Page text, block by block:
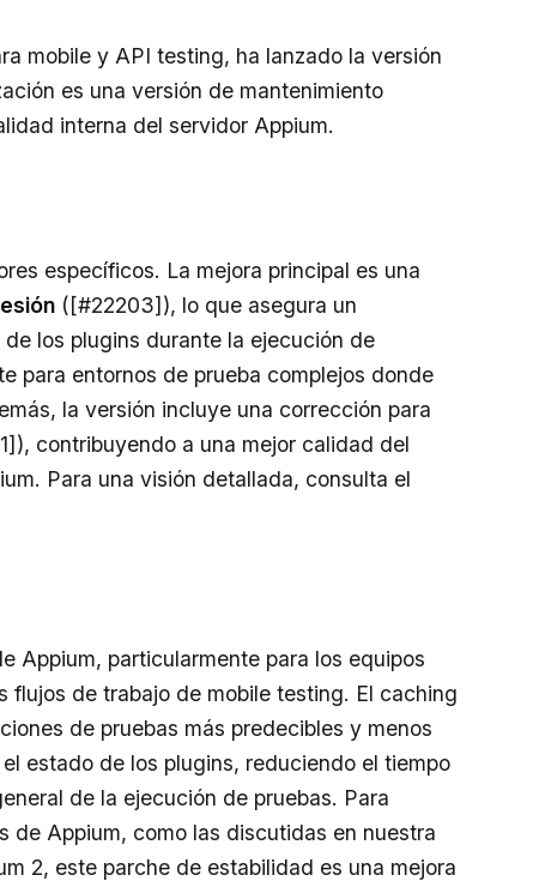
mobile y API testing, ha lanzado la versión
es una versión de mantenimiento
interna del servidor Appium.
específicos. La mejora principal es una
([#22203]), lo que asegura un
los plugins durante la ejecución de
para entornos de prueba complejos donde
la versión incluye una corrección para
contribuyendo a una mejor calidad del
Para una visión detallada, consulta el
Appium, particularmente para los equipos
flujos de trabajo de mobile testing. El caching
de pruebas más predecibles y menos
estado de los plugins, reduciendo el tiempo
de la ejecución de pruebas. Para
de Appium, como las discutidas en nuestra
2, este parche de estabilidad es una mejora